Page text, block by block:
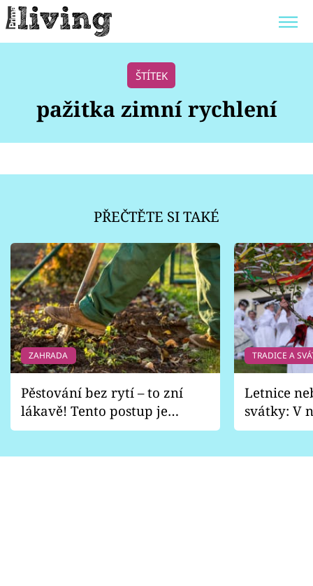
POKOJOVÉ KVĚTINY
ZAHRADA
Témata
Zahrada
Design
Sledujte prima+
Přihlášení
Sledujte nás
ŠTÍTEK
pažitka zimní rychlení
PŘEČTĚTE SI TAKÉ
ZAHRADA
Pěstování bez rytí – to zní
lákavě! Tento postup je
vhodný jen pro některé
TRADICE A
Letnice
svátky: V
pondělí